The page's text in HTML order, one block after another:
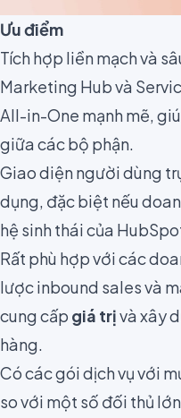
Ưu điểm
Tích hợp liền mạch và
Marketing Hub và
All-in-One mạnh mẽ,
giữa các bộ phận.
Giao diện người dùng
dụng, đặc biệt nếu
hệ sinh thái của
Rất phù hợp với các
lược inbound sales và
cung cấp giá trịvà xây
hàng.
Có các gói dịch vụ với
so với một số đối thủ